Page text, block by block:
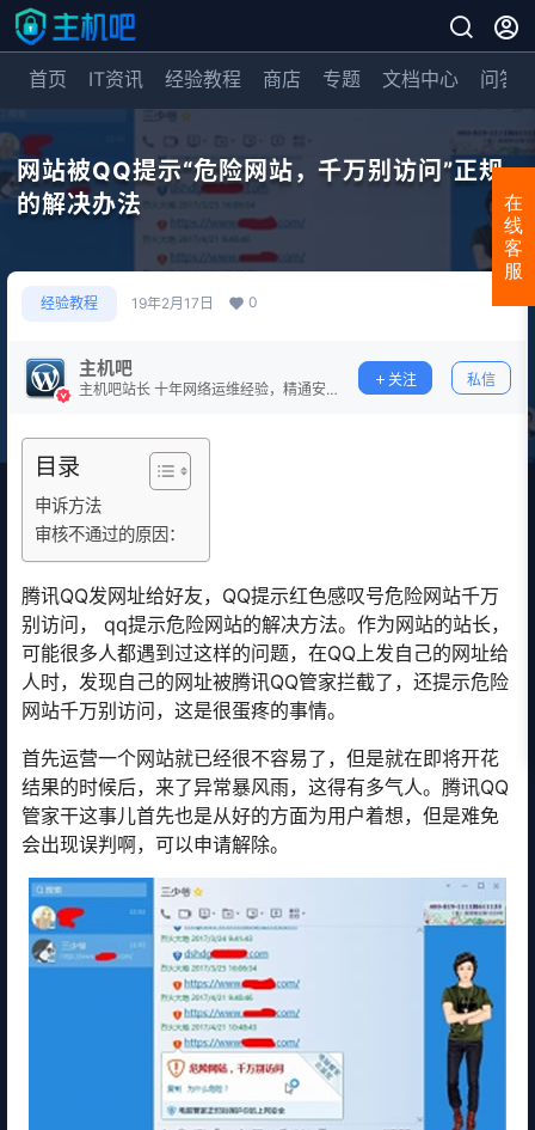
首页 IT资讯 经验教程 商店 专题 文档中心 问答
网站被QQ提示“危险网站，千万别访问”正规
的解决办法
经验教程 19年2月17日 0
主机吧
主机吧站长 十年网络运维经验，精通安
关注 私信
目录
申诉方法
审核不通过的原因：
腾讯QQ发网址给好友，QQ提示红色感叹号危险网站千万
别访问， qq提示危险网站的解决方法。作为网站的站长，
可能很多人都遇到过这样的问题，在QQ上发自己的网址给
人时，发现自己的网址被腾讯QQ管家拦截了，还提示危险
网站千万别访问，这是很蛋疼的事情。
首先运营一个网站就已经很不容易了，但是就在即将开花
结果的时候后，来了异常暴风雨，这得有多气人。腾讯QQ
管家干这事儿首先也是从好的方面为用户着想，但是难免
会出现误判啊，可以申请解除。
在
线
客
服